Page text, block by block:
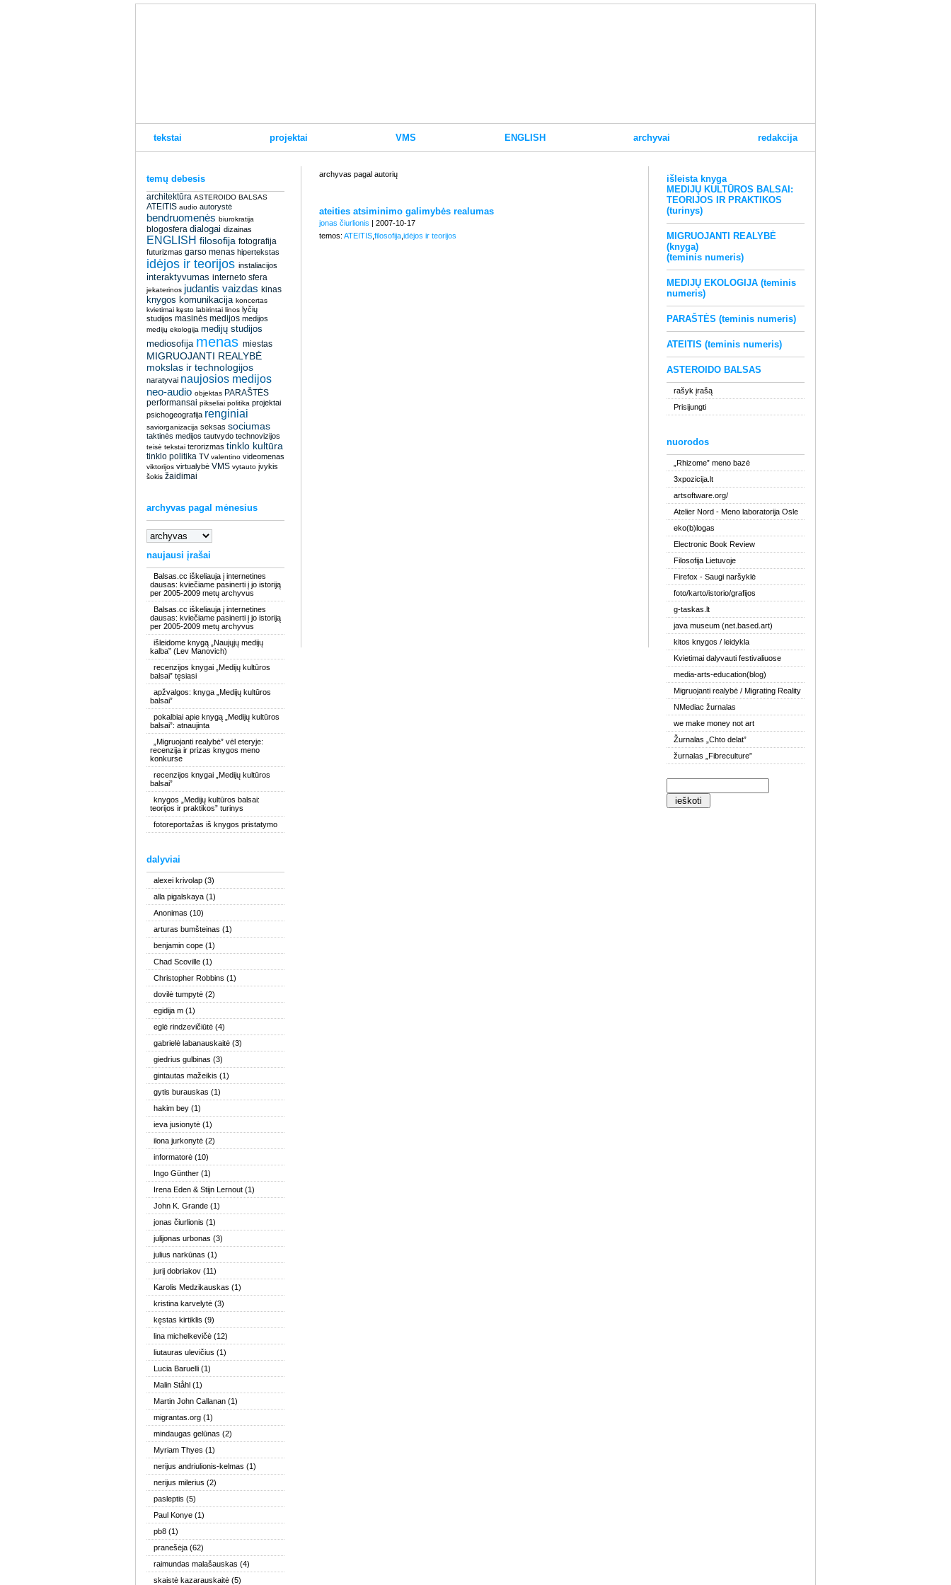
tekstai projektai VMS ENGLISH archyvai redakcija
temų debesis
architektūra ASTEROIDO BALSAS
ATEITIS audio autorystė
bendruomenės biurokratija
blogosfera dialogai dizainas
ENGLISH filosofija fotografija
futurizmas garso menas hipertekstas
idėjos ir teorijos instaliacijos
interaktyvumas interneto sfera
jekaterinos judantis vaizdas kinas
knygos komunikacija koncertas
kvietimai kęsto labirintai linos lyčių
studijos masinės medijos medijos
medijų ekologija medijų studijos
mediosofija menas miestas
MIGRUOJANTI REALYBĖ
mokslas ir technologijos
naratyvai naujosios medijos
neo-audio objektas PARAŠTĖS
performansai pikseliai politika projektai
psichogeografija renginiai
saviorganizacija seksas sociumas
taktinės medijos tautvydo technovizijos
teisė tekstai terorizmas tinklo kultūra
tinklo politika TV valentino videomenas
viktorijos virtualybė VMS vytauto įvykis
šokis žaidimai
archyvas pagal mėnesius
naujausi įrašai
Balsas.cc iškeliauja į internetines
dausas: kviečiame pasinerti į jo istoriją
per 2005-2009 metų archyvus
Balsas.cc iškeliauja į internetines
dausas: kviečiame pasinerti į jo istoriją
per 2005-2009 metų archyvus
išleidome knygą „Naujųjų medijų
kalba” (Lev Manovich)
recenzijos knygai „Medijų kultūros
balsai” tęsiasi
apžvalgos: knyga „Medijų kultūros
balsai”
pokalbiai apie knygą „Medijų kultūros
balsai”: atnaujinta
„Migruojanti realybė” vėl eteryje:
recenzija ir prizas knygos meno
konkurse
recenzijos knygai „Medijų kultūros
balsai”
knygos „Medijų kultūros balsai:
teorijos ir praktikos” turinys
fotoreportažas iš knygos pristatymo
dalyviai
alexei krivolap (3)
alla pigalskaya (1)
Anonimas (10)
arturas bumšteinas (1)
benjamin cope (1)
Chad Scoville (1)
Christopher Robbins (1)
dovilė tumpytė (2)
egidija m (1)
eglė rindzevičiūtė (4)
gabrielė labanauskaitė (3)
giedrius gulbinas (3)
gintautas mažeikis (1)
gytis burauskas (1)
hakim bey (1)
ieva jusionytė (1)
ilona jurkonytė (2)
informatorė (10)
Ingo Günther (1)
Irena Eden & Stijn Lernout (1)
John K. Grande (1)
jonas čiurlionis (1)
julijonas urbonas (3)
julius narkūnas (1)
jurij dobriakov (11)
Karolis Medzikauskas (1)
kristina karvelytė (3)
kęstas kirtiklis (9)
lina michelkevičė (12)
liutauras ulevičius (1)
Lucia Baruelli (1)
Malin Ståhl (1)
Martin John Callanan (1)
migrantas.org (1)
mindaugas gelūnas (2)
Myriam Thyes (1)
nerijus andriulionis-kelmas (1)
nerijus milerius (2)
pasleptis (5)
Paul Konye (1)
pb8 (1)
pranešėja (62)
raimundas malašauskas (4)
skaistė kazarauskaitė (5)
išleista knyga
MEDIJŲ KULTŪROS BALSAI:
TEORIJOS IR PRAKTIKOS
(turinys)
MIGRUOJANTI REALYBĖ
(knyga)
(teminis numeris)
MEDIJŲ EKOLOGIJA (teminis
numeris)
PARAŠTĖS (teminis numeris)
ATEITIS (teminis numeris)
ASTEROIDO BALSAS
rašyk įrašą
Prisijungti
nuorodos
„Rhizome” meno bazė
3xpozicija.lt
artsoftware.org/
Atelier Nord - Meno laboratorija Osle
eko(b)logas
Electronic Book Review
Filosofija Lietuvoje
Firefox - Saugi naršyklė
foto/karto/istorio/grafijos
g-taskas.lt
java museum (net.based.art)
kitos knygos / leidykla
Kvietimai dalyvauti festivaliuose
media-arts-education(blog)
Migruojanti realybė / Migrating Reality
NMediac žurnalas
we make money not art
Žurnalas „Chto delat”
žurnalas „Fibreculture”
archyvas pagal autorių
ateities atsiminimo galimybės realumas
jonas čiurlionis | 2007-10-17
temos: ATEITIS filosofija idėjos ir teorijos